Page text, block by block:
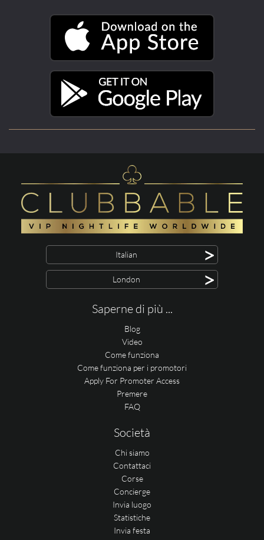
Italian >
London >
Saperne di più ...
Blog
Video
Come funziona
Come funziona per i promotori
Apply For Promoter Access
Premere
FAQ
Società
Chi siamo
Contattaci
Corse
Concierge
Invia luogo
Statistiche
Invia festa